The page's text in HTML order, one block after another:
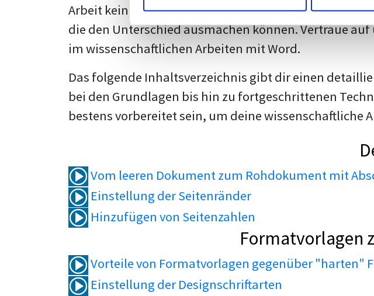
Arbeit kein Problem mehr für dich darstellen. Unsere
die den Unterschied ausmachen können. Vertraue
im wissenschaftlichen Arbeiten mit Word.
Das folgende Inhaltsverzeichnis gibt dir einen
bei den Grundlagen bis hin zu fortgeschrittenen
bestens vorbereitet sein, um deine wissenschaftliche
Vom leeren Dokument zum Rohdokument mit
Einstellung der Seitenränder
Hinzufügen von Seitenzahlen
Formatvorlagen
Vorteile von Formatvorlagen gegenüber "harten"
Einstellung der Designschriftarten